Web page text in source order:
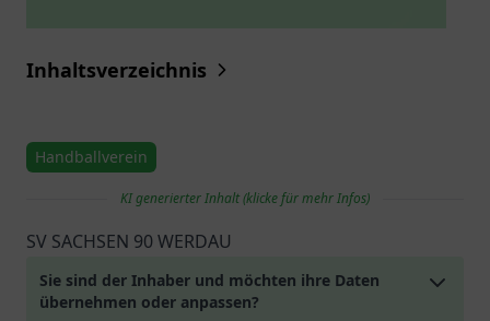
Inhaltsverzeichnis
Handballverein
KI generierter Inhalt (klicke für mehr Infos)
SV SACHSEN 90 WERDAU
Sie sind der Inhaber und möchten ihre Daten
übernehmen oder anpassen?